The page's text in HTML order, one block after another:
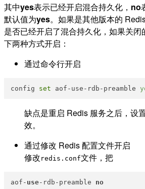
其中yes表示已经开启混合持久化， no
默认值为yes。如果是其他版本的
是否已经开启了混合持久化，如果关
下两种方式开启：
通过命令行开启
config set aof-use-rdb-preamble
缺点是重启 Redis 服务之后，设
效。
通过修改 Redis 配置文件开启
修改 redis.conf文件，把
aof- use-rdb-preamble no